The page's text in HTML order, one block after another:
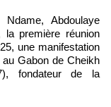
la première réunion
une manifestation
Gabon de Cheikh
fondateur de la